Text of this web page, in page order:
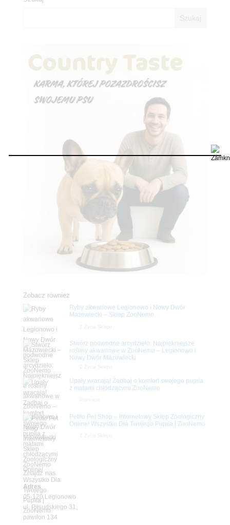
Zobacz również
Ryby akwariowe Legionowo i Nowy Dwór
Mazowiecki – Sklep ZooNemo
Stwórz podwodne arcydzieło: Najpiękniejsze
rośliny akwariowe w ZooNemo – Legionowo i
Nowy Dwór Mazowiecki
Upały wracają! Zadbaj o komfort swojego pupila
z matami chłodzącymi ZooNemo
Petito Pet Shop – Internetowy Sklep Zoologiczny
Online! Wszystko Dla Twojego Pupila | ZooNemo
Znajdź nas
Adres
05-120 Legionowo
ul. Piłsudskiego 31,
pawilon 134